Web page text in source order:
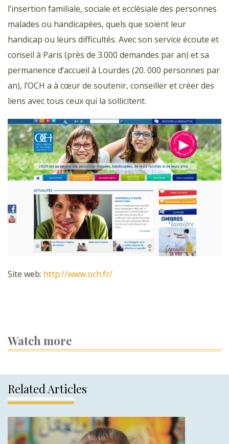
l’insertion familiale, sociale et ecclésiale des personnes
malades ou handicapées, quels que soient leur
handicap ou leurs difficultés. Avec son service écoute et
conseil à Paris (près de 3.000 demandes par an) et sa
permanence d’accueil à Lourdes (20. 000 personnes par
an), l’OCH a à cœur de soutenir, conseiller et créer des
liens avec tous ceux qui la sollicitent.
Site web: http://www.och.fr/
Watch more
Related Articles